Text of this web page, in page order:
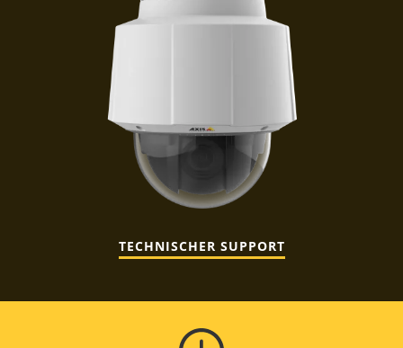
TECHNISCHER SUPPORT